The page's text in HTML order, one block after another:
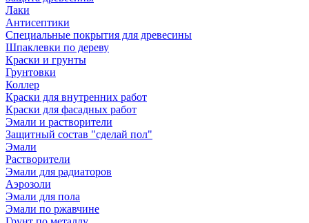
Лаки
Антисептики
Специальные покрытия для древесины
Шпаклевки по дереву
Краски и грунты
Грунтовки
Коллер
Краски для внутренних работ
Краски для фасадных работ
Эмали и растворители
Защитный состав "сделай пол"
Эмали
Растворители
Эмали для радиаторов
Аэрозоли
Эмали для пола
Эмали по ржавчине